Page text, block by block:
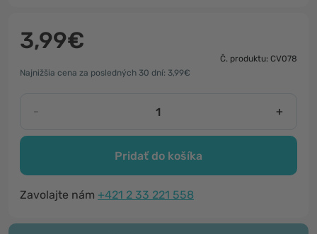
3,99€
Č. produktu: CV078
Najnižšia cena za posledných 30 dní: 3,99€
- +
Pridať do košíka
Zavolajte nám +421 2 33 221 558